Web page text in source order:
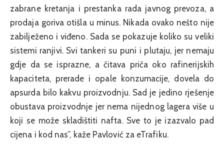
zabrane kretanja i prestanka rada javnog prevoza, a
prodaja goriva otišla u minus. Nikada ovako nešto nije
zabilježeno i viđeno. Sada se pokazuje koliko su veliki
sistemi ranjivi. Svi tankeri su puni i plutaju, jer nemaju
gdje da se isprazne, a čitava priča oko rafinerijskih
kapaciteta, prerade i opale konzumacije, dovela do
apsurda bilo kakvu proizvodnju. Sad je jedino rješenje
obustava proizvodnje jer nema nijednog lagera više u
koji se može skladištiti nafta. Sve to je izazvalo pad
cijena i kod nas”, kaže Pavlović za eTrafiku.